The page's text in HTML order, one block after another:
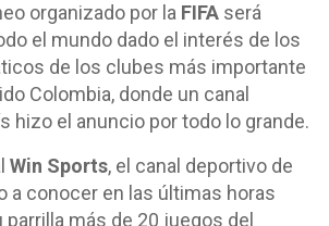
organizado por la FIFA será
el mundo dado el interés de los
de los clubes más importante
Colombia, donde un canal
hizo el anuncio por todo lo grande.
Win Sports, el canal deportivo de
a conocer en las últimas horas
más de 20 juegos del